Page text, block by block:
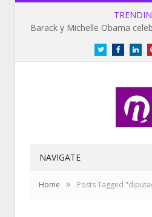
TwitterFacebook
NAVIGATE
Home » Posts Tagged